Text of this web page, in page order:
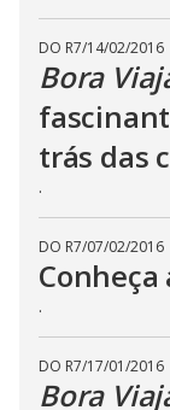
DO R7/14/02/2016
Bora
trás das
.
DO R7/07/02/2016
.
DO R7/17/01/2016
Bora